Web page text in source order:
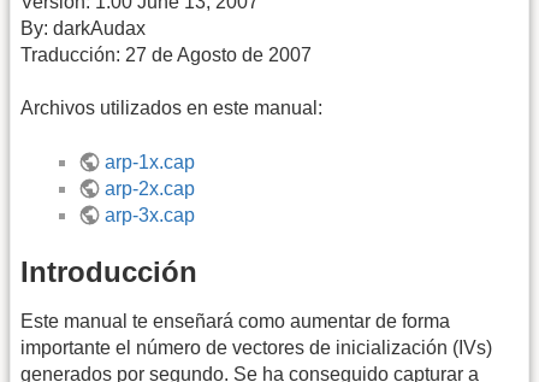
By: darkAudax
Traducción: 27 de Agosto de 2007
Archivos utilizados en este manual:
arp-1x.cap
arp-2x.cap
arp-3x.cap
Introducción
Este manual te enseñará como aumentar de forma
importante el número de vectores de inicialización (IVs)
generados por segundo. Se ha conseguido capturar a